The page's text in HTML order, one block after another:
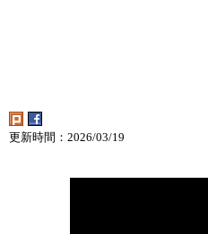
更新時間：2026/03/19